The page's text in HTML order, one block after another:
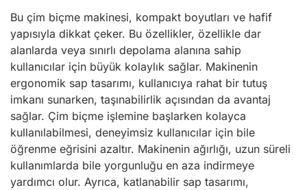
Bu çim biçme makinesi, kompakt boyutları ve hafif
yapısıyla dikkat çeker. Bu özellikler, özellikle dar
alanlarda veya sınırlı depolama alanına sahip
kullanıcılar için büyük kolaylık sağlar. Makinenin
ergonomik sap tasarımı, kullanıcıya rahat bir tutuş
imkanı sunarken, taşınabilirlik açısından da avantaj
sağlar. Çim biçme işlemine başlarken kolayca
kullanılabilmesi, deneyimsiz kullanıcılar için bile
öğrenme eğrisini azaltır. Makinenin ağırlığı, uzun süreli
kullanımlarda bile yorgunluğu en aza indirmeye
yardımcı olur. Ayrıca, katlanabilir sap tasarımı,